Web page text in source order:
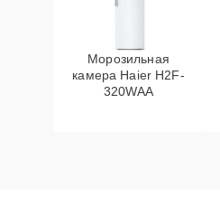
Морозильная
камера Haier H2F-
320WAA